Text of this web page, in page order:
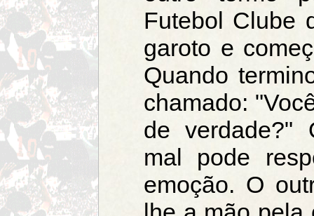
Futebol Clube
garoto e
Quando
chamado:
de verdade?"
mal pode
emoção. O